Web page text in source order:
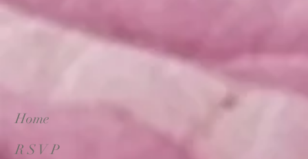
Home
R S V P